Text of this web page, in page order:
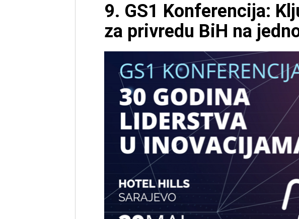
9. GS1 Konferencija:
za privredu BiH na